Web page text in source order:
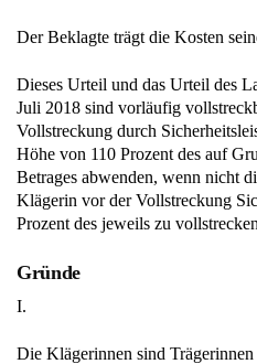
Der Beklagte trägt die Kosten
Dieses Urteil und das Urteil des
Juli 2018 sind vorläufig
Vollstreckung durch
Höhe von 110 Prozent des auf
Betrages abwenden, wenn nicht
Klägerin vor der Vollstreckung
Prozent des jeweils zu
Gründe
I.
Die Klägerinnen sind